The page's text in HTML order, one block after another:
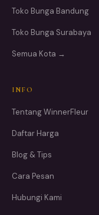
Toko Bunga Bandung
Toko Bunga Surabaya
Semua Kota →
INFO
Tentang WinnerFleur
Daftar Harga
Blog & Tips
Cara Pesan
Hubungi Kami